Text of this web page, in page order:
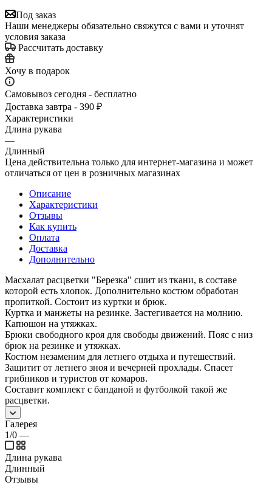
Под заказ
Наши менеджеры обязательно свяжутся с вами и уточнят
условия заказа
Рассчитать доставку
Хочу в подарок
Самовывоз сегодня - бесплатно
Доставка завтра - 390 ₽
Характеристики
Длина рукава
—
Длинный
Цена действительна только для интернет-магазина и может
отличаться от цен в розничных магазинах
Описание
Характеристики
Отзывы
Как купить
Оплата
Доставка
Дополнительно
Масхалат расцветки "Березка" сшит из ткани, в составе
которой есть хлопок. Дополнительно костюм обработан
пропиткой. Состоит из куртки и брюк.
Куртка и манжеты на резинке. Застегивается на молнию.
Капюшон на утяжках.
Брюки свободного кроя для свободы движений. Пояс с низ
брюк на резинке и утяжках.
Костюм незаменим для летнего отдыха и путешествий.
Защитит от летнего зноя и вечерней прохлады. Спасет
грибников и туристов от комаров.
Составит комплект с банданой и футболкой такой же
расцветки.
Галерея
1/0 —
Длина рукава
Длинный
Отзывы